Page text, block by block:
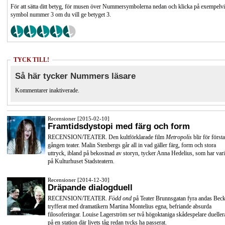
För att sätta ditt betyg, för musen över Nummersymbolerna nedan och klicka på
symbol nummer 3 om du vill ge betyget 3.
TYCK TILL!
Så här tycker Nummers läsare
Kommentarer inaktiverade.
Recensioner [2015-02-10]
Framtidsdystopi med färg och form
RECENSION/TEATER. Den kultförklarade film Metropolis blir för första
gången teater. Malin Stenbergs går all in vad gäller färg, form och stora
uttryck, ibland på bekostnad av storyn, tycker Anna Hedelius, som har
på Kulturhuset Stadsteatern.
Recensioner [2014-12-30]
Dräpande dialogduell
RECENSION/TEATER. Född ond på Teater Brunnsgatan fyra andas
tryfferat med dramatikern Martina Montelius egna, befriande absurda
filosoferingar. Louise Lagerström ser två högoktaniga skådespelare
på en station där livets tåg redan tycks ha passerat.